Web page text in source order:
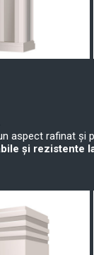
aspect rafinat și
și rezistente